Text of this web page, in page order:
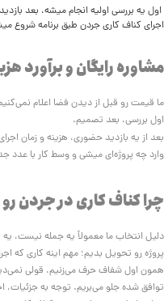
اول یه بررسی اولیه انجام میشه، بعد
اجرای کناف کاری جردن طبق برنامه شروع
مشاوره رایگان و برآورد
ما قیمت رو قبل از دیدن فضا اعلام
اول بررسی، بعد تصمیم.
بعد از یه بازدید حضوری، هزینه و زمان
وارد چه پروژه‌ای میشی و وسط کار با عدد
چرا کناف کاری در جردن رو
دلیل انتخاب ما معمولاً یه جمله نیست،
پروژه رو تحویل بدیم؛ مهم اینه کاری که
همون اول شفاف حرف می‌زنیم، قولی
توافق شده جلو می‌بریم. توجه به جزئیات،